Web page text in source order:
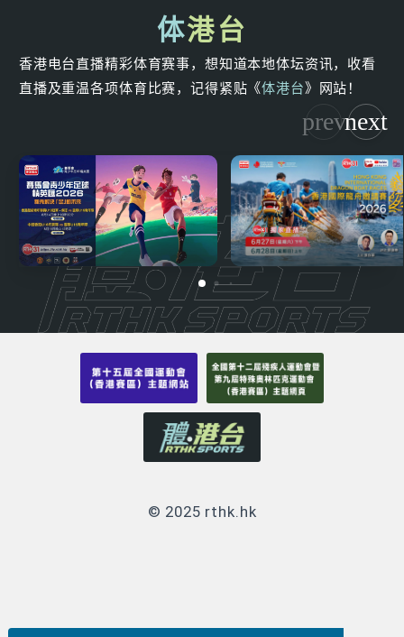
体港台
香港电台直播精彩体育赛事，想知道本地体坛资讯，收看
直播及重温各项体育比赛，记得紧贴《体港台》网站！
© 2025 rthk.hk